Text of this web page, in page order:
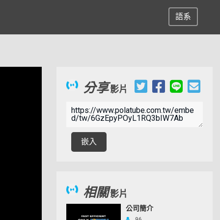
語系
分享影片
嵌入
相關影片
公司簡介